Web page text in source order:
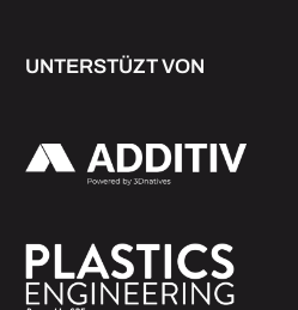
UNTERSTÜZT VON